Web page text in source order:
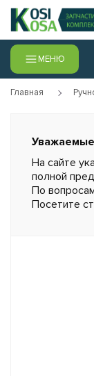
МЕНЮ
Главная
На сайте
полной
По
Посетите